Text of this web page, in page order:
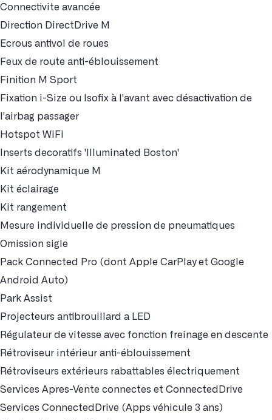
Connectivite avancée
Direction DirectDrive M
Ecrous antivol de roues
Feux de route anti-éblouissement
Finition M Sport
Fixation i-Size ou Isofix à l'avant avec désactivation de
l'airbag passager
Hotspot WiFi
Inserts decoratifs 'Illuminated Boston'
Kit aérodynamique M
Kit éclairage
Kit rangement
Mesure individuelle de pression de pneumatiques
Omission sigle
Pack Connected Pro (dont Apple CarPlay et Google
Android Auto)
Park Assist
Projecteurs antibrouillard a LED
Régulateur de vitesse avec fonction freinage en descente
Rétroviseur intérieur anti-éblouissement
Rétroviseurs extérieurs rabattables électriquement
Services Apres-Vente connectes et ConnectedDrive
Services ConnectedDrive (Apps véhicule 3 ans)